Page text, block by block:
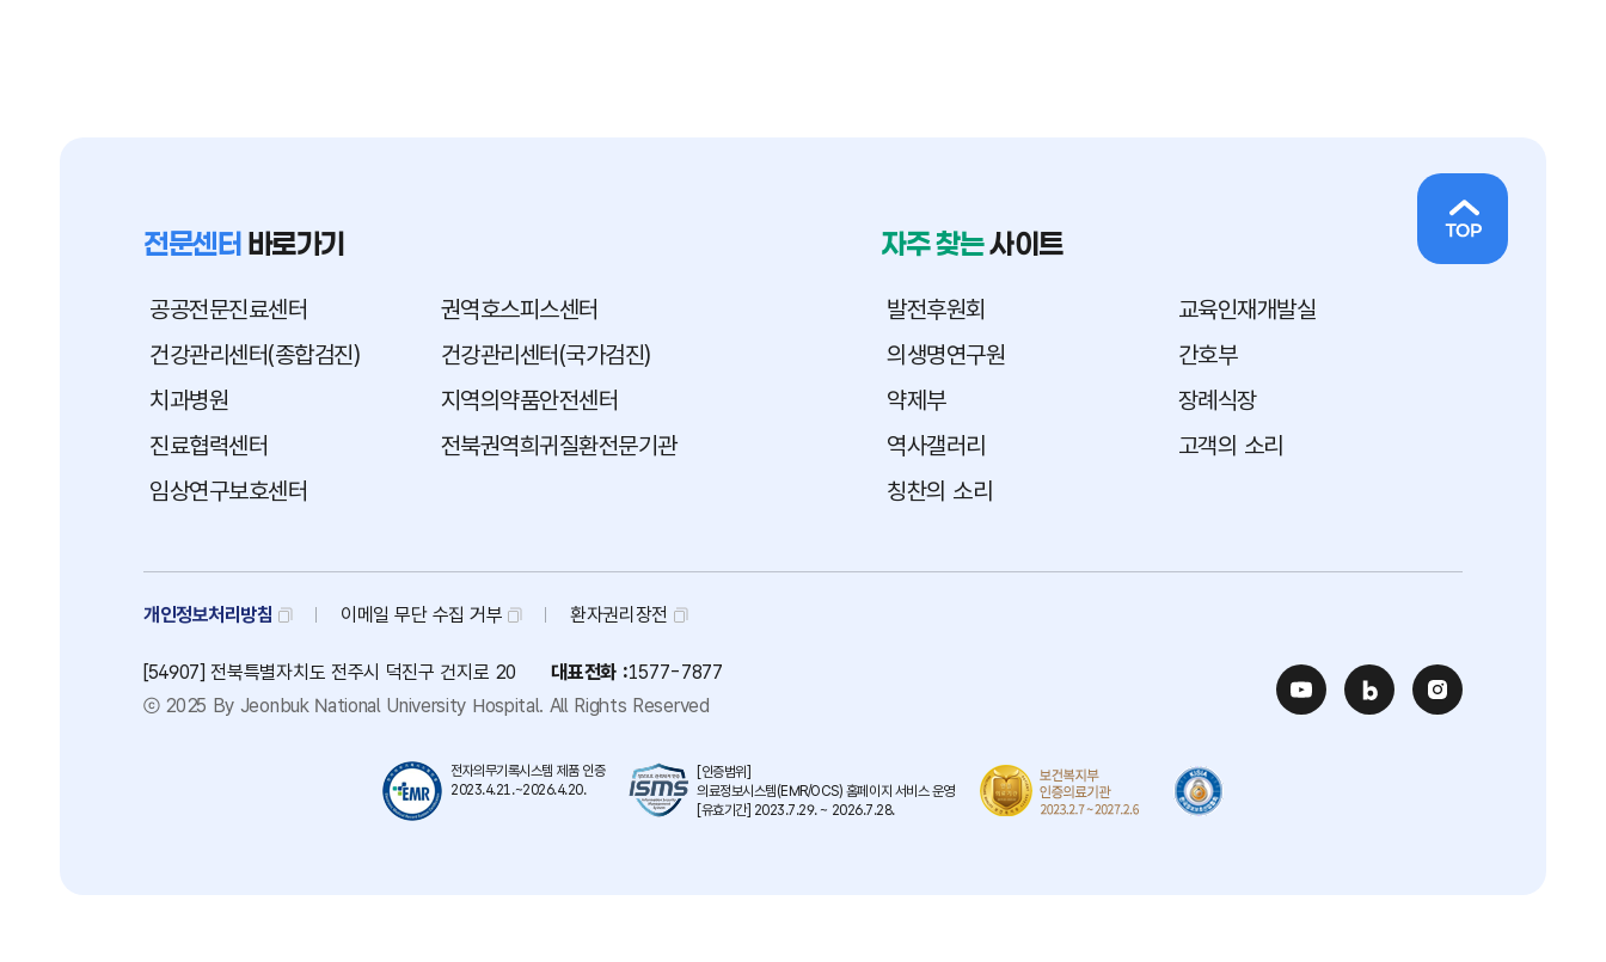
전문센터 바로가기
공공전문진료센터
권역호스피스센터
건강관리센터(종합검진)
건강관리센터(국가검진)
치과병원
지역의약품안전센터
진료협력센터
전북권역희귀질환전문기관
임상연구보호센터
자주 찾는사이트
발전후원회
교육인재개발실
의생명연구원
간호부
약제부
장례식장
역사갤러리
고객의 소리
칭찬의 소리
개인정보처리방침 이메일 무단수집 거부 환자권리장전
[54907] 전북특별자치도 전주시 덕진구 건지로 20 대표전화 :1577-7877
ⓒ 2025 By Jeonbuk National University Hospital. All Rights Reserved
전자의무기록시스템 제품 인증
2023.4.21.~2026.4.20.
[인증범위]
의료정보시스템(EMR/OCS) 홈페이지 서비스 운영
[유효기간] 2023.7.29. ~ 2026.7.28.